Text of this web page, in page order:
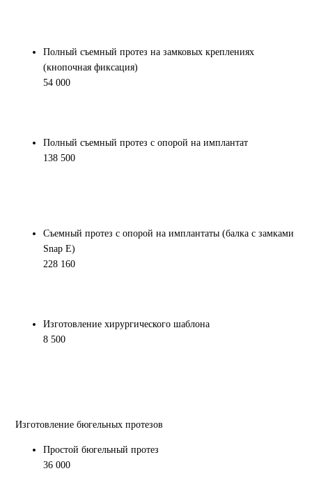
Полный съемный протез на замковых креплениях
(кнопочная фиксация)
54 000
Полный съемный протез с опорой на имплантат
138 500
Съемный протез с опорой на имплантаты (балка с замками
Snap E)
228 160
Изготовление хирургического шаблона
8 500
Изготовление бюгельных протезов
Простой бюгельный протез
36 000